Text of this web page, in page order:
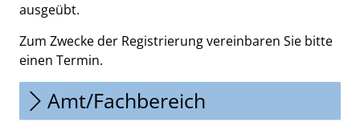
ausgeübt.
Zum Zwecke der Registrierung vereinbaren Sie bitte
einen Termin.
Amt/Fachbereich